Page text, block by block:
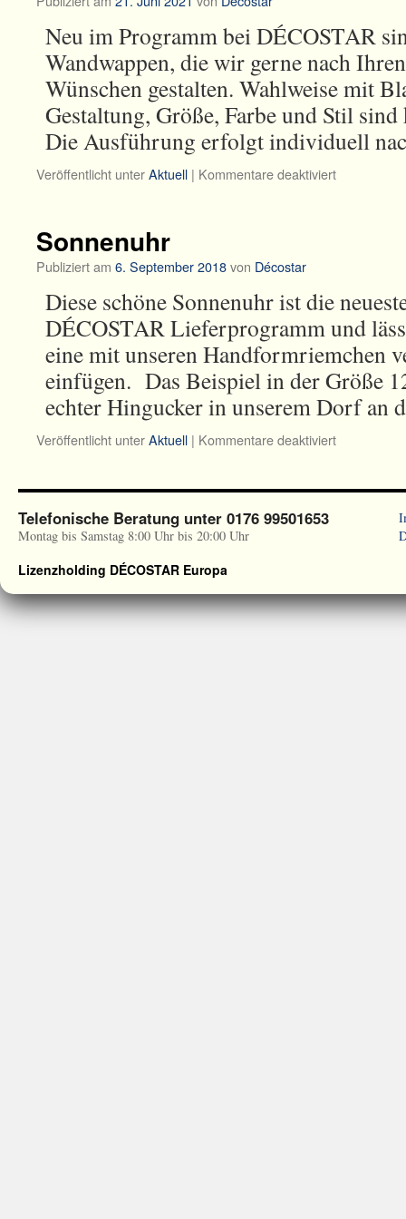
Neu im Programm bei DÉCOSTAR
Wandwappen, die wir gerne nach
Wünschen gestalten. Wahlweise mit
Gestaltung, Größe, Farbe und Stil sind
Die Ausführung erfolgt individuell
Veröffentlicht unterAktuell | Kommentare deaktiviertfür
Sonnenuhr
Publiziert am 6. September 2018von Décostar
Diese schöne Sonnenuhr ist die
DÉCOSTAR Lieferprogramm und
eine mit unseren Handformriemchen
einfügen. Das Beispiel in der Größe
echter Hingucker in unserem Dorf
Veröffentlicht unterAktuell | Kommentare deaktiviertfür
Telefonische Beratung unter 0176 99501653
Montag bis Samstag 8:00 Uhr bis 20:00 Uhr
Lizenzholding DÉCOSTAR Europa